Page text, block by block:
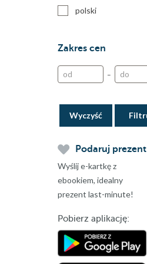
polski
Zakres cen
–
Wyczyść
Podaruj prezent
Wyślij e-kartkę z
ebookiem, idealny
prezent last-minute!
Pobierz aplikację: